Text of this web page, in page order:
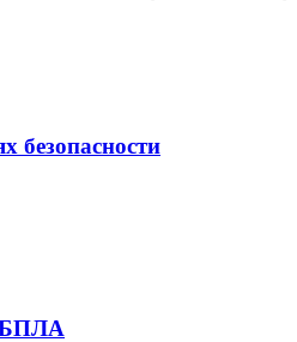
безопасности
БПЛА